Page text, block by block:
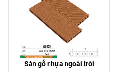
Sàn gỗ nhựa ngoài trời